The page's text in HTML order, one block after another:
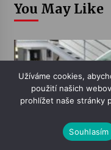
You May Like
Užíváme cookies,
použití našich
prohlížet naše stránky
Souhlasím